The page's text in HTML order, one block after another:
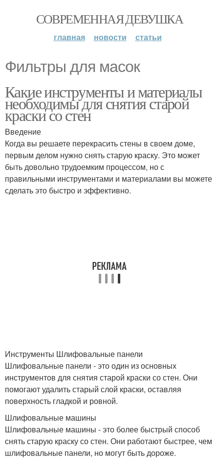
СОВРЕМЕННАЯ ДЕВУШКА
главная новости статьи
Фильтры для масок
Какие инструменты и материалы
необходимы для снятия старой
краски со стен
Введение
Когда вы решаете перекрасить стены в своем доме,
первым делом нужно снять старую краску. Это может
быть довольно трудоемким процессом, но с
правильными инструментами и материалами вы можете
сделать это быстро и эффективно.
Инструменты Шлифовальные панели
Шлифовальные панели - это один из основных
инструментов для снятия старой краски со стен. Они
помогают удалить старый слой краски, оставляя
поверхность гладкой и ровной.
Шлифовальные машины
Шлифовальные машины - это более быстрый способ
снять старую краску со стен. Они работают быстрее, чем
шлифовальные панели, но могут быть дороже.